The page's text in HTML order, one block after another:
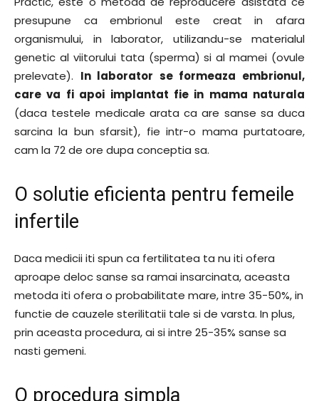
presupune ca embrionul este creat in afara
organismului, in laborator, utilizandu-se materialul
genetic al viitorului tata (sperma) si al mamei (ovule
prelevate). In laborator se formeaza embrionul,
care va fi apoi implantat fie in mama naturala
(daca testele medicale arata ca are sanse sa duca
sarcina la bun sfarsit), fie intr-o mama purtatoare,
cam la 72 de ore dupa conceptia sa.
O solutie eficienta pentru femeile
infertile
Daca medicii iti spun ca fertilitatea ta nu iti ofera
aproape deloc sanse sa ramai insarcinata, aceasta
metoda iti ofera o probabilitate mare, intre 35-50%, in
functie de cauzele sterilitatii tale si de varsta. In plus,
prin aceasta procedura, ai si intre 25-35% sanse sa
nasti gemeni.
O procedura simpla